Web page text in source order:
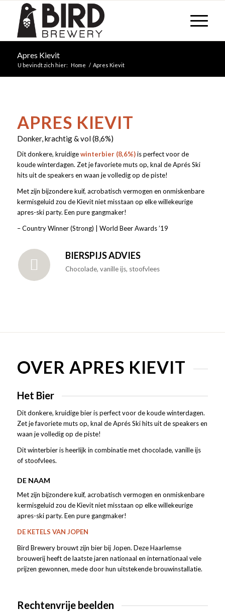
Apres Kievit
U bevindt zich hier: Home / Apres Kievit
APRES KIEVIT
Donker, krachtig & vol (8,6%)
Dit donkere, kruidigewinterbier (8,6%)is perfect voor de
koude winterdagen. Zet je favoriete muts op, knal de Aprés Ski
hits uit de speakers en waan je volledig op de piste!
Met zijn bijzondere kuif, acrobatisch vermogen en onmiskenbare
kermisgeluid zou de Kievit niet misstaan op elke willekeurige
apres-ski party. Een pure gangmaker!
– Country Winner (Strong) | World Beer Awards ’19
BIERSPIJS ADVIES
Chocolade, vanille ijs, stoofvlees
OVER APRES KIEVIT
Het Bier
Dit donkere, kruidige bier is perfect voor de koude winterdagen.
Zet je favoriete muts op, knal de Aprés Ski hits uit de speakers en
waan je volledig op de piste!
Dit winterbier is heerlijk in combinatie met chocolade, vanille ijs
of stoofvlees.
DE NAAM
Met zijn bijzondere kuif, acrobatisch vermogen en onmiskenbare
kermisgeluid zou de Kievit niet misstaan op elke willekeurige
apres-ski party. Een pure gangmaker!
DE KETELS VAN JOPEN
Bird Brewery brouwt zijn bier bij Jopen. Deze Haarlemse
brouwerij heeft de laatste jaren nationaal en internationaal vele
prijzen gewonnen, mede door hun uitstekende brouwinstallatie.
Rechtenvrije beelden